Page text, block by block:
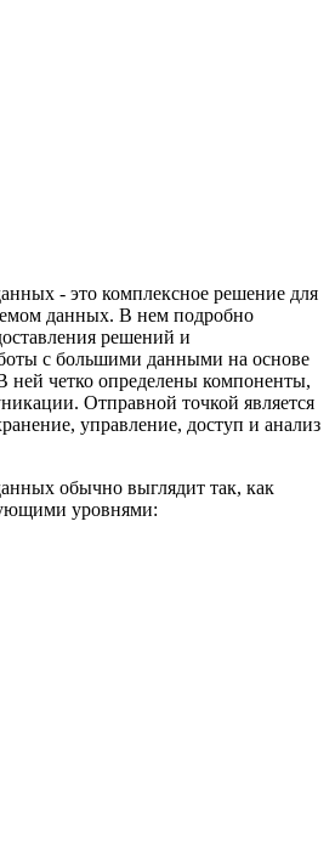
- это комплексное решение для
данных. В нем подробно
решений и
с большими данными на основе
ней четко определены компоненты,
Отправной точкой является
управление, доступ и анализ
обычно выглядит так, как
уровнями: